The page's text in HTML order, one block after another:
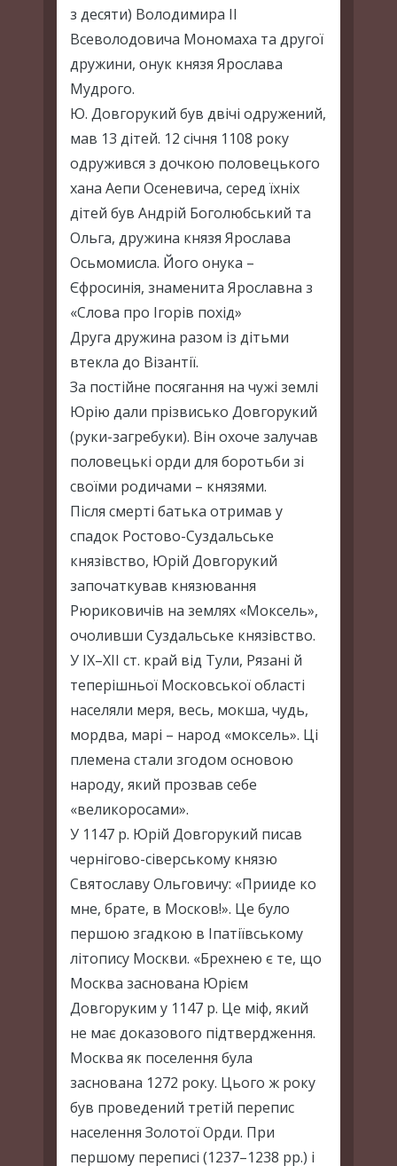
з десяти) Володимира ІІ
Всеволодовича Мономаха та другої
дружини, онук князя Ярослава
Мудрого.
Ю. Довгорукий був двічі одружений,
мав 13 дітей. 12 січня 1108 року
одружився з дочкою половецького
хана Аепи Осеневича, серед їхніх
дітей був Андрій Боголюбський та
Ольга, дружина князя Ярослава
Осьмомисла. Його онука –
Єфросинія, знаменита Ярославна з
«Слова про Ігорів похід»
Друга дружина разом із дітьми
втекла до Візантії.
За постійне посягання на чужі землі
Юрію дали прізвисько Довгорукий
(руки-загребуки). Він охоче залучав
половецькі орди для боротьби зі
своїми родичами – князями.
Після смерті батька отримав у
спадок Ростово-Суздальське
князівство, Юрій Довгорукий
започаткував князювання
Рюриковичів на землях «Моксель»,
очоливши Суздальське князівство.
У IX–XII ст. край від Тули, Рязані й
теперішньої Московської області
населяли меря, весь, мокша, чудь,
мордва, марі – народ «моксель». Ці
племена стали згодом основою
народу, який прозвав себе
«великоросами».
У 1147 р. Юрій Довгорукий писав
чернігово-сіверському князю
Святославу Ольговичу: «Прииде ко
мне, брате, в Москов!». Це було
першою згадкою в Іпатіївському
літопису Москви. «Брехнею є те, що
Москва заснована Юрієм
Довгоруким у 1147 р. Це міф, який
не має доказового підтвердження.
Москва як поселення була
заснована 1272 року. Цього ж року
був проведений третій перепис
населення Золотої Орди. При
першому переписі (1237–1238 pp.) і